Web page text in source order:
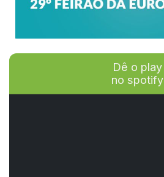
Dê o play
no spotify